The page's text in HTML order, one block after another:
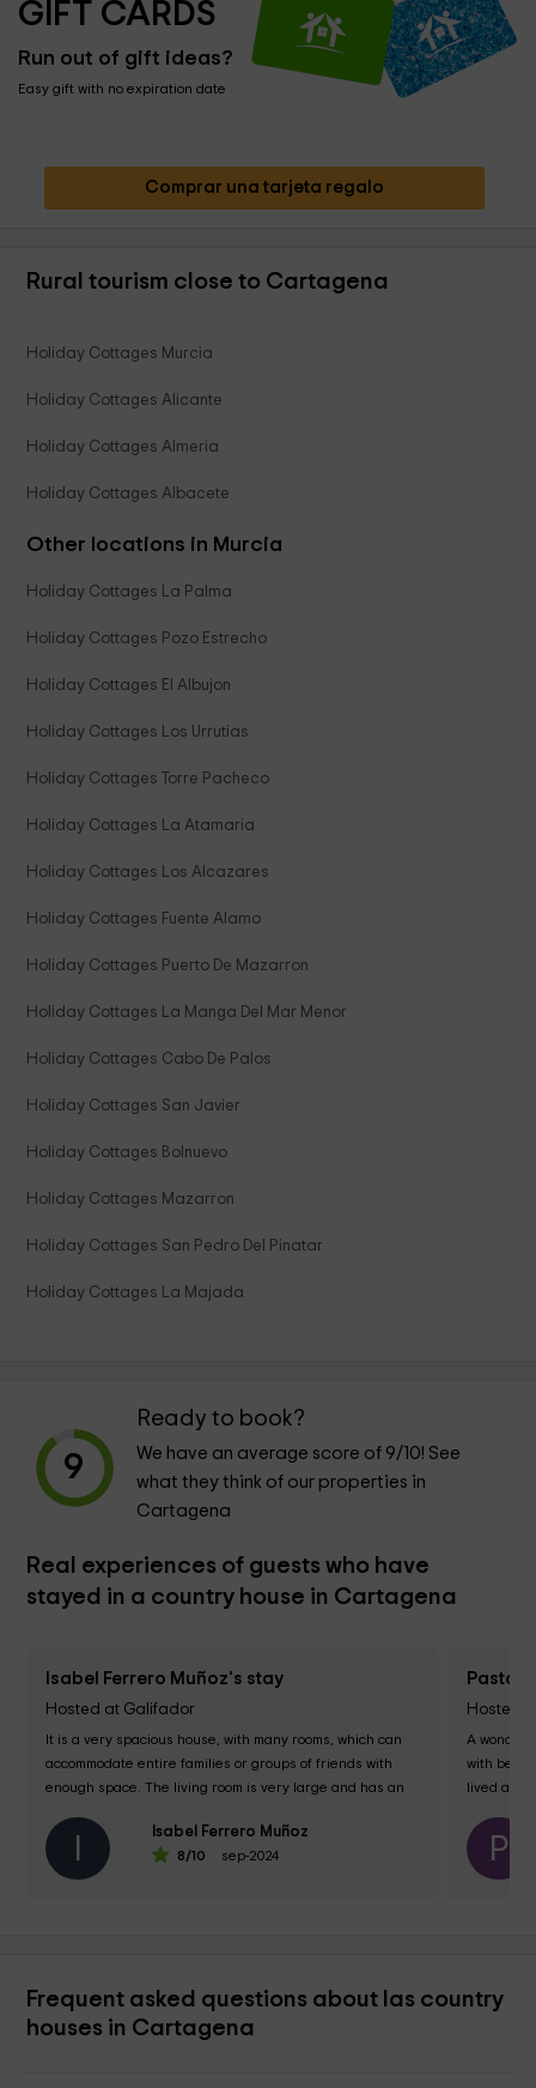
GIFT CARDS
Run out of gift ideas?
Easy gift with no expiration date
Comprar una tarjeta regalo
Rural tourism close to Cartagena
Holiday Cottages Murcia
Holiday Cottages Alicante
Holiday Cottages Almeria
Holiday Cottages Albacete
Other locations in Murcia
Holiday Cottages La Palma
Holiday Cottages Pozo Estrecho
Holiday Cottages El Albujon
Holiday Cottages Los Urrutias
Holiday Cottages Torre Pacheco
Holiday Cottages La Atamaria
Holiday Cottages Los Alcazares
Holiday Cottages Fuente Alamo
Holiday Cottages Puerto De Mazarron
Holiday Cottages La Manga Del Mar Menor
Holiday Cottages Cabo De Palos
Holiday Cottages San Javier
Holiday Cottages Bolnuevo
Holiday Cottages Mazarron
Holiday Cottages San Pedro Del Pinatar
Holiday Cottages La Majada
9
Ready to book?
We have an average score of 9/10! See
what they think of our properties in
Cartagena
Real experiences of guests who have
stayed in a country house in Cartagena
Isabel Ferrero Muñoz's stay
Hosted at Galifador
It is a very spacious house, with many rooms, which can
accommodate entire families or groups of friends with
enough space. The living room is very large and has an
Isabel Ferrero Muñoz
8/10 sep-2024
Hosted
A
with
lived a
P
Frequent asked questions about las country
houses in Cartagena